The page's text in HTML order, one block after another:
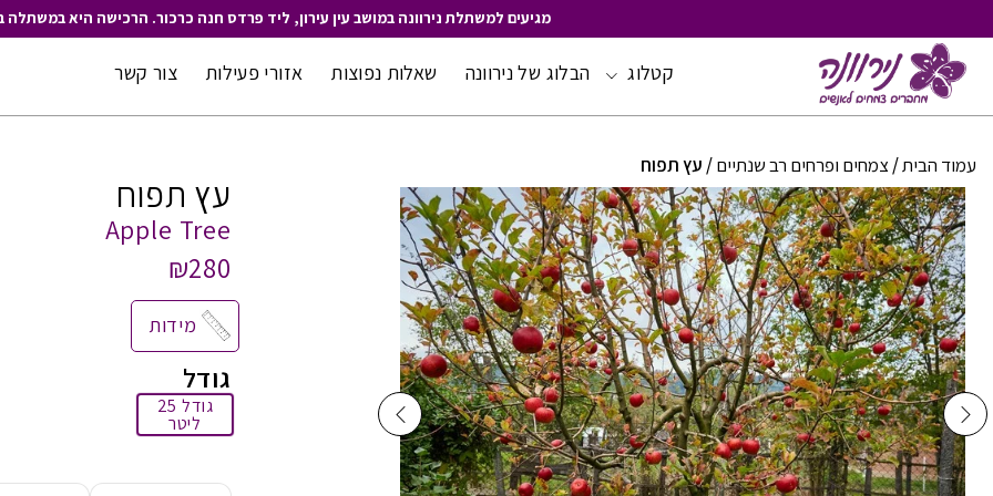
Content
מגיעים למשתלת נירוונה במושב עין עירון, ליד פרדס חנה כרכור. הרכישה היא במשתלה
קטלוג הבלוג של נירוונה שאלות נפוצות אזורי פעילות צור קשר
עמוד הבית/ צמחים ופרחים רב שנתיים/ עץ תפוח
עץ תפוח
Apple Tree
₪280
גודל
גודל 25
ליטר
מידות